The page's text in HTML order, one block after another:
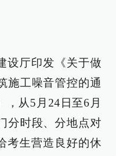
设厅印发《关于做
施工噪音管控的通
从5月24日至6月
分时段、分地点对
考生营造良好的休